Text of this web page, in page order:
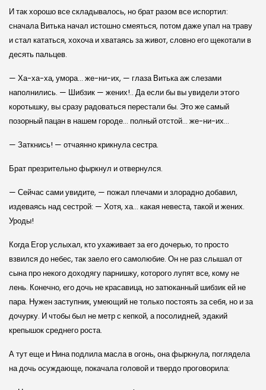
И так хорошо все складывалось, но брат разом все испортил:
сначала Витька начал истошно смеяться, потом даже упал на траву
и стал кататься, хохоча и хватаясь за живот, словно его щекотали в
десять пальцев.
— Ха-ха-ха, умора… же-ни-их, — глаза Витька аж слезами
наполнились. — Шибзик — жених!.. Да если бы вы увидели этого
коротышку, вы сразу радоваться перестали бы. Это же самый
позорный пацан в нашем городе… полный отстой… же-ни-их…
— Заткнись! — отчаянно крикнула сестра.
Брат презрительно фыркнул и отвернулся.
— Сейчас сами увидите, — пожал плечами и злорадно добавил,
издеваясь над сестрой: — Хотя, ха… какая невеста, такой и жених.
Уроды!
Когда Егор услыхал, кто ухаживает за его дочерью, то просто
взвился до небес, так заело его самолюбие. Он не раз слышал от
сына про некого доходягу парнишку, которого лупят все, кому не
лень. Конечно, его дочь не красавица, но затюканный шибзик ей не
пара. Нужен заступник, умеющий не только постоять за себя, но и за
дочурку. И чтобы был не метр с кепкой, а посолидней, эдакий
крепышок среднего роста.
А тут еще и Нина подлила масла в огонь, она фыркнула, поглядела
на дочь осуждающе, покачала головой и твердо проговорила: